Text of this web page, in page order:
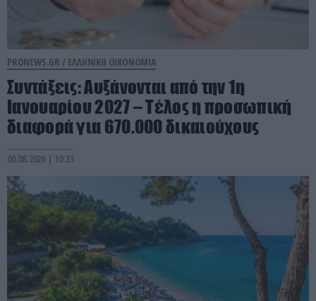
PRONEWS.GR / ΕΛΛΗΝΙΚΗ ΟΙΚΟΝΟΜΙΑ
Συντάξεις: Αυξάνονται από την 1η
Ιανουαρίου 2027 – Τέλος η προσωπική
διαφορά για 670.000 δικαιούχους
06.08.2026 | 10:33